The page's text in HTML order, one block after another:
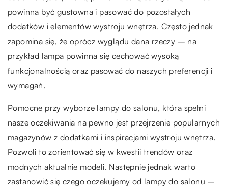
powinna być gustowna i pasować do pozostałych
dodatków i elementów wystroju wnętrza. Często jednak
zapomina się, że oprócz wyglądu dana rzeczy – na
przykład lampa powinna się cechować wysoką
funkcjonalnością oraz pasować do naszych preferencji i
wymagań.
Pomocne przy wyborze lampy do salonu, która spełni
nasze oczekiwania na pewno jest przejrzenie popularnych
magazynów z dodatkami i inspiracjami wystroju wnętrza.
Pozwoli to zorientować się w kwestii trendów oraz
modnych aktualnie modeli. Następnie jednak warto
zastanowić się czego oczekujemy od lampy do salonu –